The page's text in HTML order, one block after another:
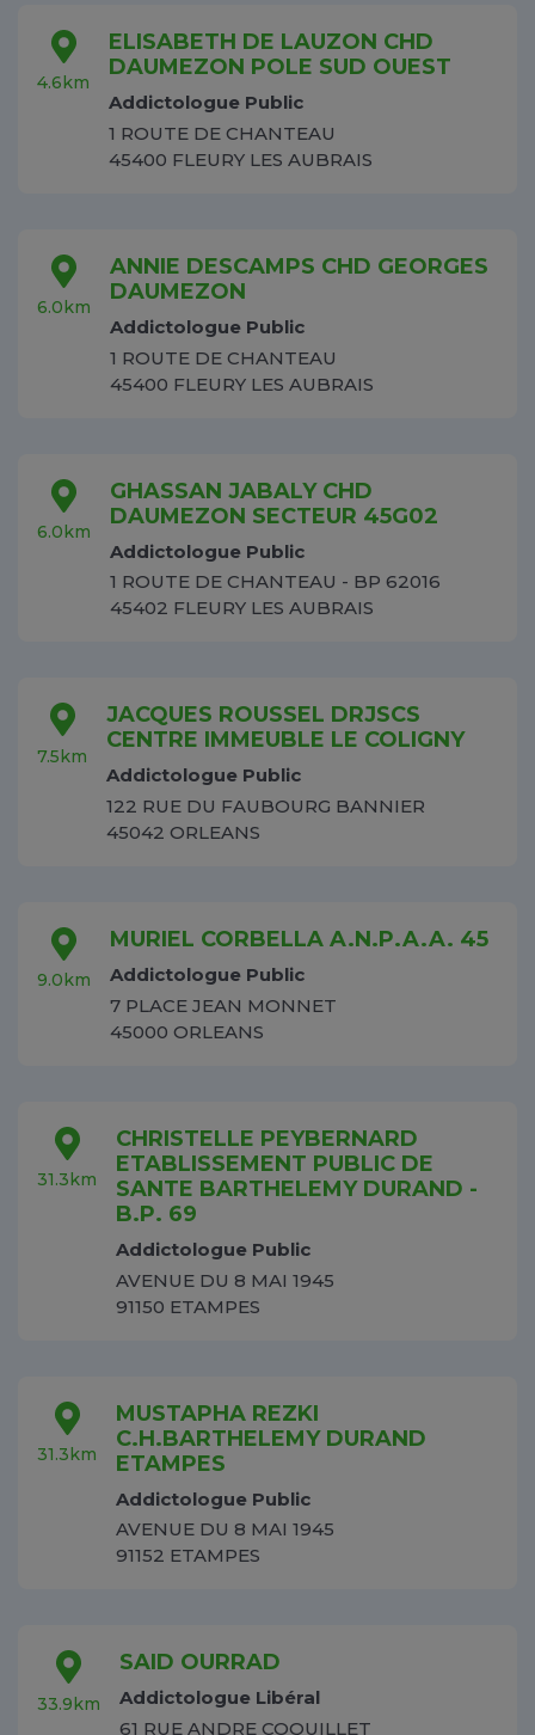
4.6km
ELISABETH DE LAUZON CHD
DAUMEZON POLE SUD OUEST
Addictologue Public
1 ROUTE DE CHANTEAU
45400 FLEURY LES AUBRAIS
6.0km
ANNIE DESCAMPS CHD GEORGES
DAUMEZON
Addictologue Public
1 ROUTE DE CHANTEAU
45400 FLEURY LES AUBRAIS
6.0km
GHASSAN JABALY CHD
DAUMEZON SECTEUR 45G02
Addictologue Public
1 ROUTE DE CHANTEAU - BP 62016
45402 FLEURY LES AUBRAIS
7.5km
JACQUES ROUSSEL DRJSCS
CENTRE IMMEUBLE LE COLIGNY
Addictologue Public
122 RUE DU FAUBOURG BANNIER
45042 ORLEANS
9.0km
MURIEL CORBELLA A.N.P.A.A. 45
Addictologue Public
7 PLACE JEAN MONNET
45000 ORLEANS
31.3km
CHRISTELLE PEYBERNARD
ETABLISSEMENT PUBLIC DE
SANTE BARTHELEMY DURAND -
B.P. 69
Addictologue Public
AVENUE DU 8 MAI 1945
91150 ETAMPES
31.3km
MUSTAPHA REZKI
C.H.BARTHELEMY DURAND
ETAMPES
Addictologue Public
AVENUE DU 8 MAI 1945
91152 ETAMPES
33.9km
SAID OURRAD
Addictologue Libéral
61 RUE ANDRE COQUILLET